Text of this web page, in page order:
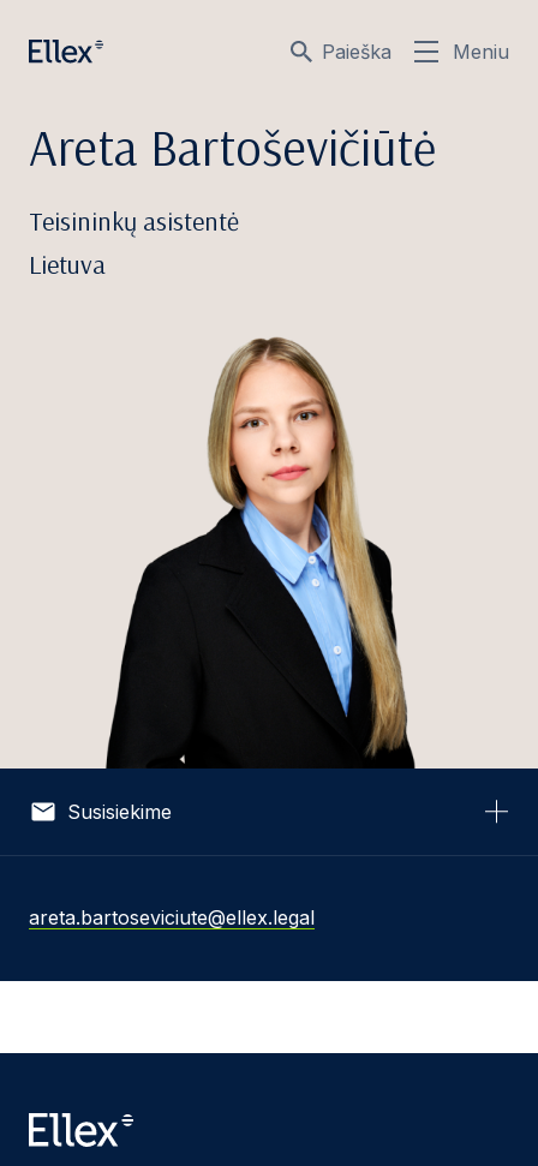
Paieška Meniu
Areta Bartoševičiūtė
Teisininkų asistentė
Lietuva
Susisiekime
areta.bartoseviciute@ellex.legal